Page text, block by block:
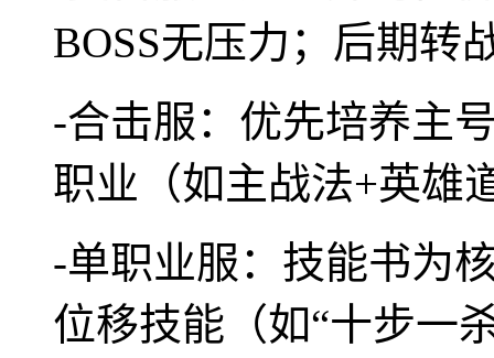
BOSS无压力；后期转
-合击服：优先培养主
职业（如主战法+英雄
-单职业服：技能书为
位移技能（如“十步一